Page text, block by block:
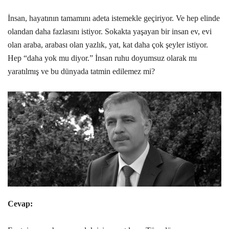
İnsan, hayatının tamamını adeta istemekle geçiriyor. Ve hep elinde
olandan daha fazlasını istiyor. Sokakta yaşayan bir insan ev, evi
olan araba, arabası olan yazlık, yat, kat daha çok şeyler istiyor.
Hep “daha yok mu diyor.” İnsan ruhu doyumsuz olarak mı
yaratılmış ve bu dünyada tatmin edilemez mi?
Cevap: